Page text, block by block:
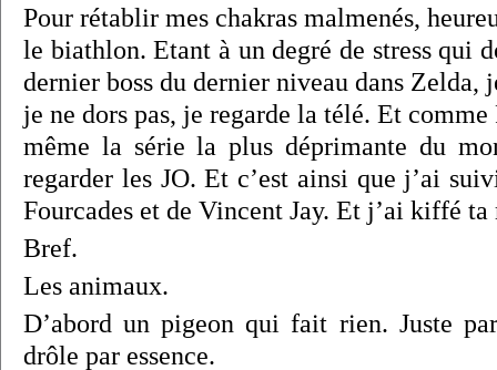
Pour rétablir mes chakras malmenés,
le biathlon. Etant à un degré de stress qui
dernier boss du dernier niveau dans Zelda,
je ne dors pas, je regarde la télé. Et
même la série la plus déprimante du
regarder les JO. Et c’est ainsi que j’ai
Fourcades et de Vincent Jay. Et j’ai kiffé ta
Bref.
Les animaux.
D’abord un pigeon qui fait rien. Juste
drôle par essence.